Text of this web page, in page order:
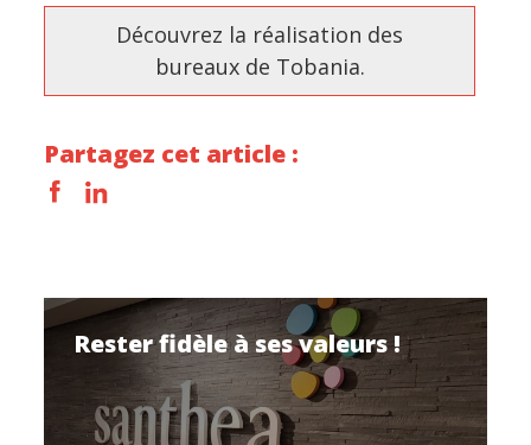
Découvrez la réalisation des
bureaux de Tobania.
Partagez cet article :
Rester fidèle à ses valeurs !